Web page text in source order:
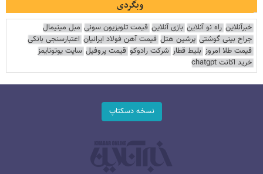
وبگردی
خبرآنلاین راه نو آنلاین بازی آنلاین قیمت تلویزیون سونی مبل مینیمال
جراح بینی گوشتی پرشین هتل قیمت آهن فولاد ایرانیان اعتبارسنجی بانکی
قیمت طلا امروز بلیط قطار شرکت رادوکو قیمت پروفیل سایت یوتوتایمز
خرید اکانت chatgpt
نسخه دسکتاپ